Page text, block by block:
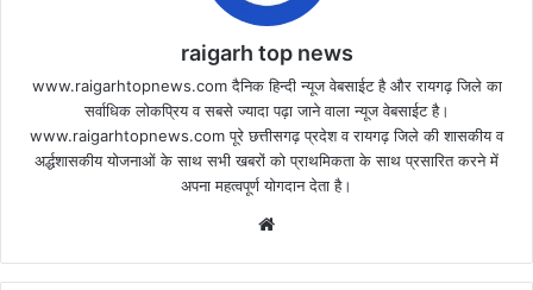
raigarh top news
www.raigarhtopnews.com दैनिक हिन्दी न्यूज वेबसाईट है और रायगढ़ जिले का
सर्वाधिक लोकप्रिय व सबसे ज्यादा पढ़ा जाने वाला न्यूज वेबसाईट है।
www.raigarhtopnews.com पूरे छत्तीसगढ़ प्रदेश व रायगढ़ जिले की शासकीय व
अर्द्धशासकीय योजनाओं के साथ सभी खबरों को प्राथमिकता के साथ प्रसारित करने में
अपना महत्वपूर्ण योगदान देता है।